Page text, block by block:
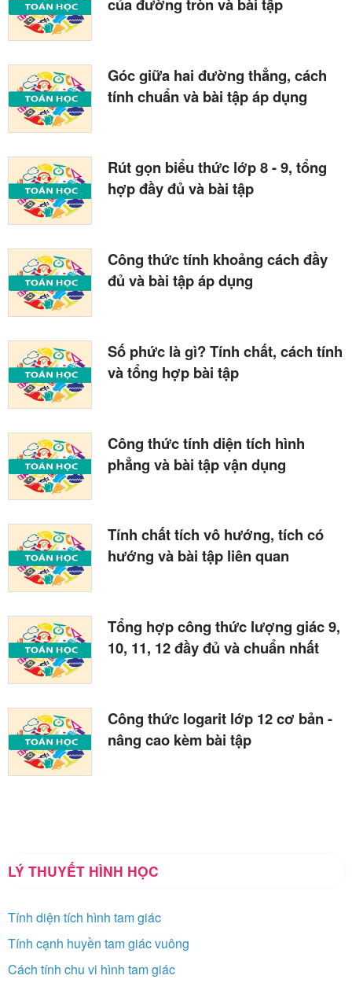
Góc giữa hai đường thẳng, cách
tính chuẩn và bài tập áp dụng
Rút gọn biểu thức lớp 8 - 9, tổng
hợp đầy đủ và bài tập
Công thức tính khoảng cách đầy
đủ và bài tập áp dụng
Số phức là gì? Tính chất, cách tính
và tổng hợp bài tập
Công thức tính diện tích hình
phẳng và bài tập vận dụng
Tính chất tích vô hướng, tích có
hướng và bài tập liên quan
Tổng hợp công thức lượng giác 9,
10, 11, 12 đầy đủ và chuẩn nhất
Công thức logarit lớp 12 cơ bản -
nâng cao kèm bài tập
LÝ THUYẾT HÌNH HỌC
Tính diện tích hình tam giác
Tính cạnh huyền tam giác vuông
Cách tính chu vi hình tam giác